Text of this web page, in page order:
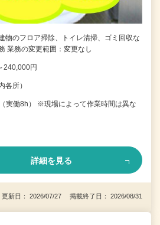
物のフロア掃除、トイレ清掃、ゴミ回収な
業務の変更範囲：変更なし
240,000円
各所）
実働8h） ※現場によって作業時間は異な
詳細を見る
更新日： 2026/07/27 掲載終了日： 2026/08/31